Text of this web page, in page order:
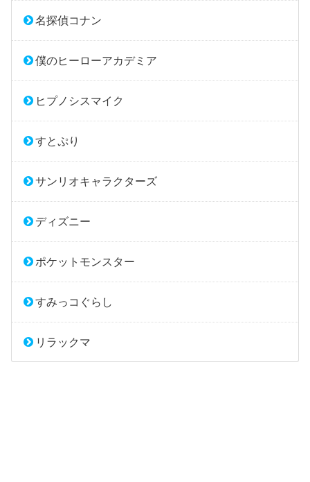
名探偵コナン
僕のヒーローアカデミア
ヒプノシスマイク
すとぷり
サンリオキャラクターズ
ディズニー
ポケットモンスター
すみっコぐらし
リラックマ